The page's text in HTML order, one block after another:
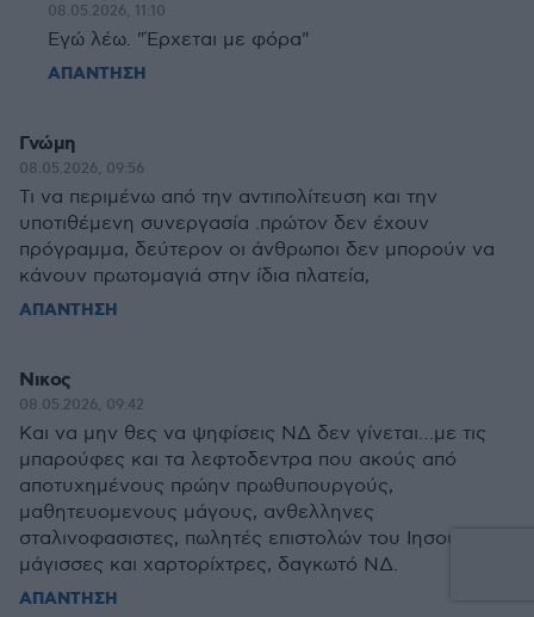
08.05.2026, 11:10
Εγώ λέω. "Έρχεται με φόρα"
ΑΠΑΝΤΗΣΗ
Γνώμη
08.05.2026, 09:56
Τι να περιμένω από την αντιπολίτευση και την
υποτιθέμενη συνεργασία .πρώτον δεν έχουν
πρόγραμμα, δεύτερον οι άνθρωποι δεν μπορούν να
κάνουν πρωτομαγιά στην ίδια πλατεία,
ΑΠΑΝΤΗΣΗ
Νικος
08.05.2026, 09:42
Και να μην θες να ψηφίσεις ΝΔ δεν γίνεται…με τις
μπαρούφες και τα λεφτοδεντρα που ακούς από
αποτυχημένους πρώην πρωθυπουργούς,
μαθητευομενους μάγους, ανθελληνες
σταλινοφασιστες, πωλητές επιστολών του Ιησού,
μάγισσες και χαρτορίχτρες, δαγκωτό ΝΔ.
ΑΠΑΝΤΗΣΗ